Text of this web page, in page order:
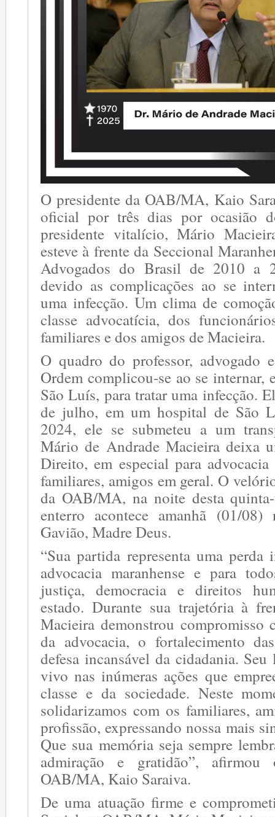
O presidente da OAB/MA, Kaio
oficial por três dias por ocasião
presidente vitalício, Mário
esteve à frente da Seccional
Advogados do Brasil de 2010 a
devido as complicações ao se
uma infecção. Um clima de
classe advocatícia, dos
familiares e dos amigos de Macieira.
O quadro do professor, advogado
Ordem complicou-se ao se internar,
São Luís, para tratar uma infecção.
de julho, em um hospital de São
2024, ele se submeteu a um
Mário de Andrade Macieira deixa
Direito, em especial para advocacia
familiares, amigos em geral. O
da OAB/MA, na noite desta
enterro acontece amanhã (01/
Gavião, Madre Deus.
“Sua partida representa uma perda
advocacia maranhense e para
justiça, democracia e direitos
estado. Durante sua trajetória à
Macieira demonstrou compromisso
da advocacia, o fortalecimento
defesa incansável da cidadania. Seu
vivo nas inúmeras ações que
classe e da sociedade. Neste
solidarizamos com os familiares,
profissão, expressando nossa mais
Que sua memória seja sempre
admiração e gratidão”, afirmou
OAB/MA, Kaio Saraiva.
De uma atuação firme e